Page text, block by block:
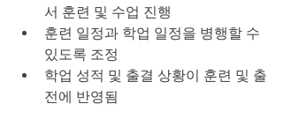
서 훈련 및 수업 진행
훈련 일정과 학업 일정을 병행할 수
있도록 조정
학업 성적 및 출결 상황이 훈련 및 출
전에 반영됨